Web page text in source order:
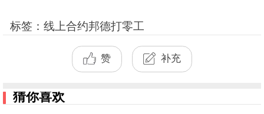
标签：线上合约邦德打零工
赞 补充
猜你喜欢